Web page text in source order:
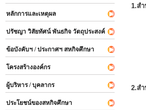
หลักการและเหตุผล
ปรัชญา วิสัยทัศน์ พันธกิจ วัตถุประสงค์
ข้อบังคับฯ / ประกาศฯ สหกิจศึกษา
โครงสร้างองค์กร
ผู้บริหาร / บุคลากร
ประโยชน์ของสหกิจศึกษา
1.ส
2.ส